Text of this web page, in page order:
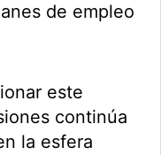
de empleo
este
continúa
la esfera